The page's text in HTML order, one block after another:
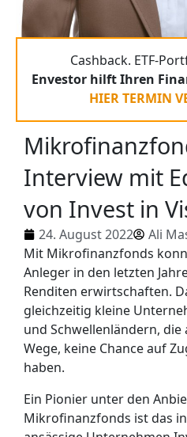
Cashback. ETF-
Envestor hilft Ihren
HIER TERMIN
Interview mit
von Invest in
24. August 2022
Ali
Mit Mikrofinanzfonds
Anleger in den letzten
Renditen erwirtschaften.
gleichzeitig kleine
und Schwellenländern,
Wege, keine Chance auf
haben.
Ein Pionier unter den
Mikrofinanzfonds ist das